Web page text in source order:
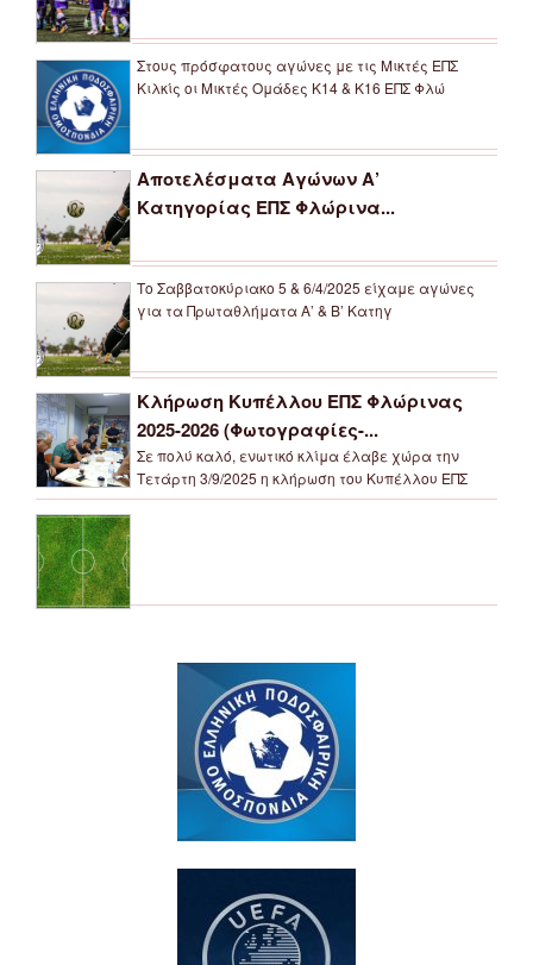
Στους πρόσφατους αγώνες με τις Μικτές ΕΠΣ
Κιλκίς οι Μικτές Ομάδες Κ14 & Κ16 ΕΠΣ Φλώ
Αποτελέσματα Αγώνων Α’
Κατηγορίας ΕΠΣ Φλώρινα...
Το Σαββατοκύριακο 5 & 6/4/2025 είχαμε αγώνες
για τα Πρωταθλήματα Α’ & Β’ Κατηγ
Κλήρωση Κυπέλλου ΕΠΣ Φλώρινας
2025-2026 (Φωτογραφίες-...
Σε πολύ καλό, ενωτικό κλίμα έλαβε χώρα την
Τετάρτη 3/9/2025 η κλήρωση του Κυπέλλου ΕΠΣ